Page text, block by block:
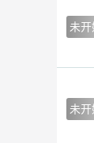
未开
未开